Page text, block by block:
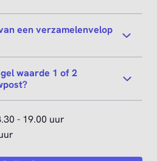
een verzamelenvelop
waarde 1 of 2
- 19.00 uur